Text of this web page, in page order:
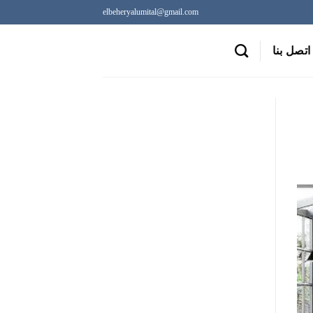
elbeheryalumital@gmail.com
اتصل بنا